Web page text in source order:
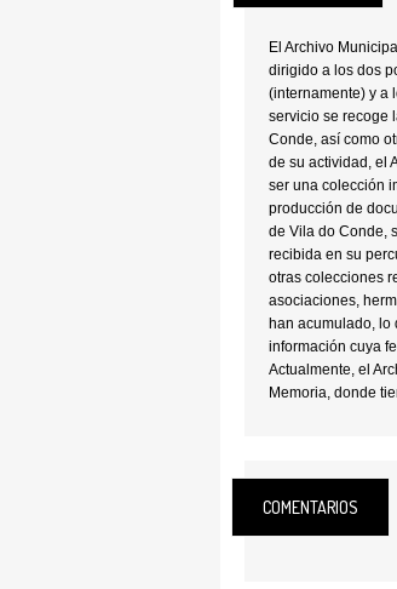
El Archivo
dirigido a los dos
(internamente) y a
servicio se recoge
Conde, así como
de su actividad, el
ser una colección
producción de
de Vila do Conde,
recibida en su
otras colecciones
asociaciones,
han acumulado, lo
información cuya
Actualmente, el
Memoria, donde
HORAS DE
COMENTARIOS